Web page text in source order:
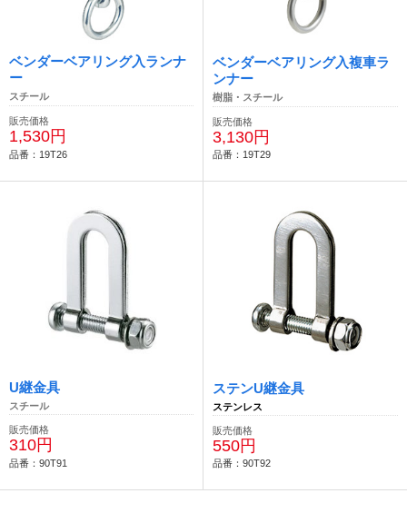
ベンダーベアリング入ランナ
ー
スチール
販売価格
1,530円
品番：19T26
ベンダーベアリング入複車ラ
ンナー
樹脂・スチール
販売価格
3,130円
品番：19T29
U継金具
スチール
販売価格
310円
品番：90T91
ステンU継金具
ステンレス
販売価格
550円
品番：90T92